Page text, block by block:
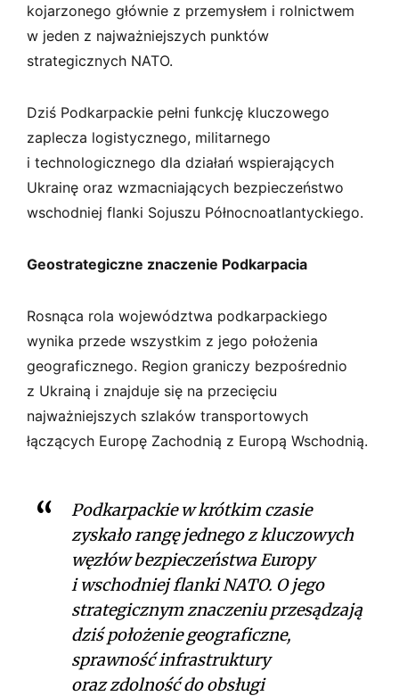
kojarzonego głównie z przemysłem i rolnictwem
w jeden z najważniejszych punktów
strategicznych NATO.
Dziś Podkarpackie pełni funkcję kluczowego
zaplecza logistycznego, militarnego
i technologicznego dla działań wspierających
Ukrainę oraz wzmacniających bezpieczeństwo
wschodniej flanki Sojuszu Północnoatlantyckiego.
Geostrategiczne znaczenie Podkarpacia
Rosnąca rola województwa podkarpackiego
wynika przede wszystkim z jego położenia
geograficznego. Region graniczy bezpośrednio
z Ukrainą i znajduje się na przecięciu
najważniejszych szlaków transportowych
łączących Europę Zachodnią z Europą Wschodnią.
Podkarpackie w krótkim czasie
zyskało rangę jednego z kluczowych
węzłów bezpieczeństwa Europy
i wschodniej flanki NATO. O jego
strategicznym znaczeniu przesądzają
dziś położenie geograficzne,
sprawność infrastruktury
oraz zdolność do obsługi